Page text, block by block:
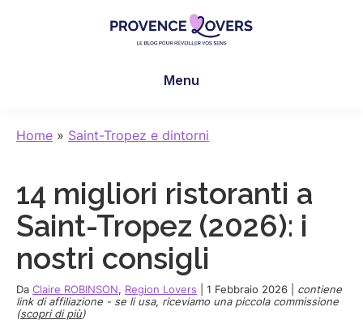
sensi
-
Le
blog
de
et
Menu
Home » Saint-Tropez e dintorni
14 migliori ristoranti a
Saint-Tropez (2026): i
nostri consigli
Da Claire ROBINSON, Region Lovers 1 Febbraio 2026
contiene
link di affiliazione - se li usa, riceviamo una piccola commissione
(scopri di più)